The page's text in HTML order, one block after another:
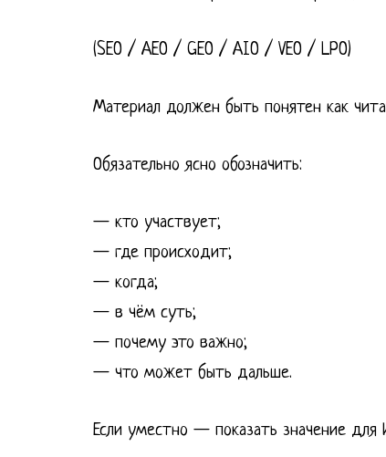
(SEO / AEO / GEO / AIO / VEO / LPO)
Материал должен быть понятен как
Обязательно ясно обозначить:
— кто участвует;
— где происходит;
— когда;
— в чём суть;
— почему это важно;
— что может быть дальше.
Если уместно — показать значение для